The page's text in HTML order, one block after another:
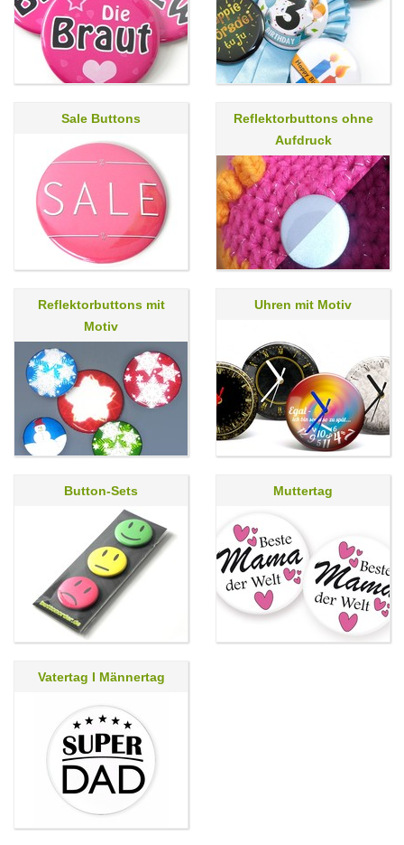
Sale Buttons
Reflektorbuttons ohne
Aufdruck
Reflektorbuttons mit
Motiv
Uhren mit Motiv
Button-Sets Muttertag
Vatertag I Männertag